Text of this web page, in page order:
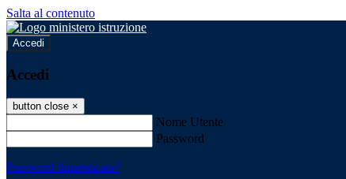
Salta al contenuto
Accedi
Accedi
button close ×
Nome Utente
Password
Password dimenticata?